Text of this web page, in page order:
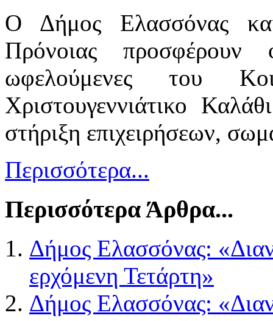
Ο Δήμος Ελασσόνας
Πρόνοιας
ωφελούμενες του
Χριστουγεννιάτικο
στήριξη επιχειρήσεων,
Περισσότερα...
Περισσότερα Άρθρα...
Δήμος Ελασσόνας:
ερχόμενη Τετάρτη»
Δήμος Ελασσόνας: